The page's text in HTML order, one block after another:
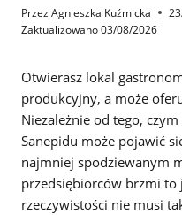
PrzezAgnieszka Kuźmicka
Zaktualizowano03/08/2026
Otwierasz lokal
produkcyjny, a może
Niezależnie od tego,
Sanepidu może pojawić
najmniej spodziewanym
przedsiębiorców brzmi to
rzeczywistości nie musi